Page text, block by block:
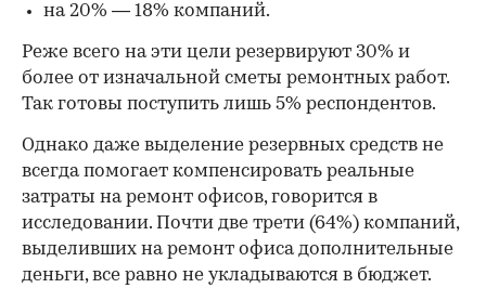
на 20% — 18% компаний.
Реже всего на эти цели резервируют 30% и
более от изначальной сметы ремонтных работ.
Так готовы поступить лишь 5% респондентов.
Однако даже выделение резервных средств не
всегда помогает компенсировать реальные
затраты на ремонт офисов, говорится в
исследовании. Почти две трети (64%) компаний,
выделивших на ремонт офиса дополнительные
деньги, все равно не укладываются в бюджет.